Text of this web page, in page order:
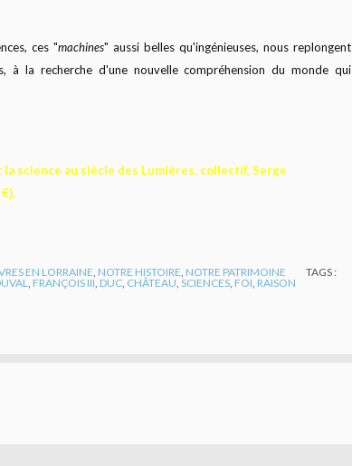
ces "machines" aussi belles qu'ingénieuses, nous replongent
à la recherche d'une nouvelle compréhension du monde qui
science au siècle des Lumières, collectif, Serge
EN LORRAINE, NOTRE HISTOIRE, NOTRE PATRIMOINE
TAGS :
, FRANÇOIS III, DUC, CHÂTEAU, SCIENCES, FOI, RAISON